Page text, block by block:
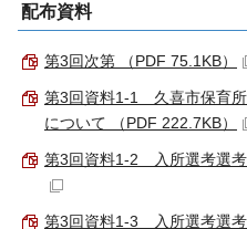
配布資料
第3回次第 （PDF 75.1KB）
第3回資料1-1 久喜市保育所
について （PDF 222.7KB）
第3回資料1-2 入所選考選考
第3回資料1-3 入所選考選考